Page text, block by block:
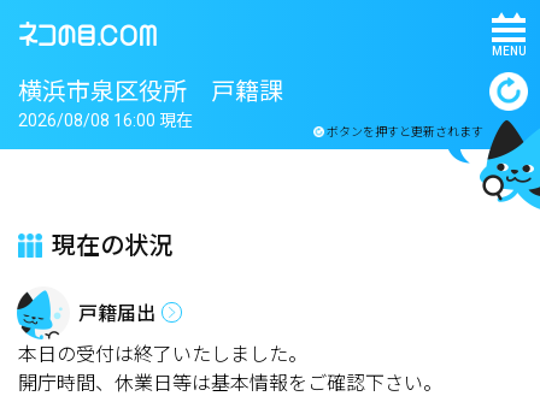
MENU
横浜市泉区役所 戸籍課
ボタンを押すと更新されます
2026/08/08 16:00 現在
現在の状況
戸籍届出
本日の受付は終了いたしました。
開庁時間、休業日等は基本情報をご確認下さい。